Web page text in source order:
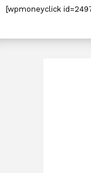
[wpmoneyclick